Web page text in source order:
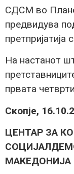
СДСМ во
предвидува
На настанот
првата
Скопје,
ЦЕНТАР ЗА
МАКЕДОНИЈА